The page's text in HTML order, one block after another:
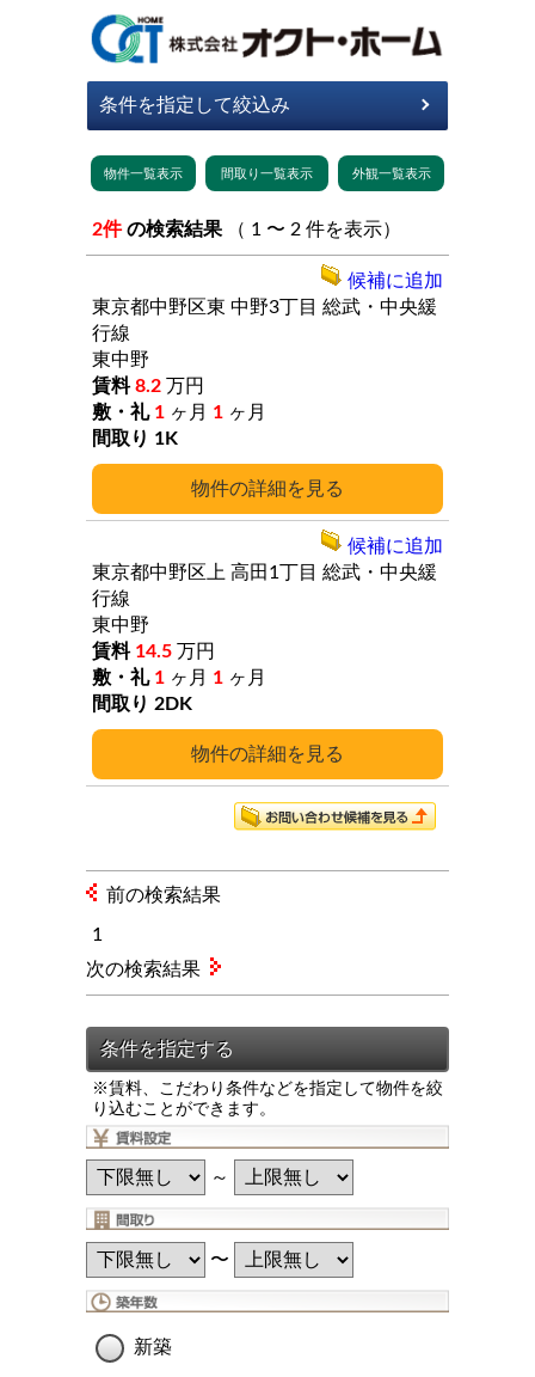
2件 の検索結果 （ 1 〜 2 件を表示）
詳細
東京都中野区東 中野3丁目 総武・中央緩
行線
東中野
8.2 万円
1 ヶ月 1 ヶ月
1K
候補に追加
詳細
東京都中野区上 高田1丁目 総武・中央緩
行線
東中野
14.5 万円
1 ヶ月 1 ヶ月
2DK
候補に追加
前の検索結果
1
※賃料、こだわり条件などを指定して物件を絞
り込むことができます。
～
〜
新築